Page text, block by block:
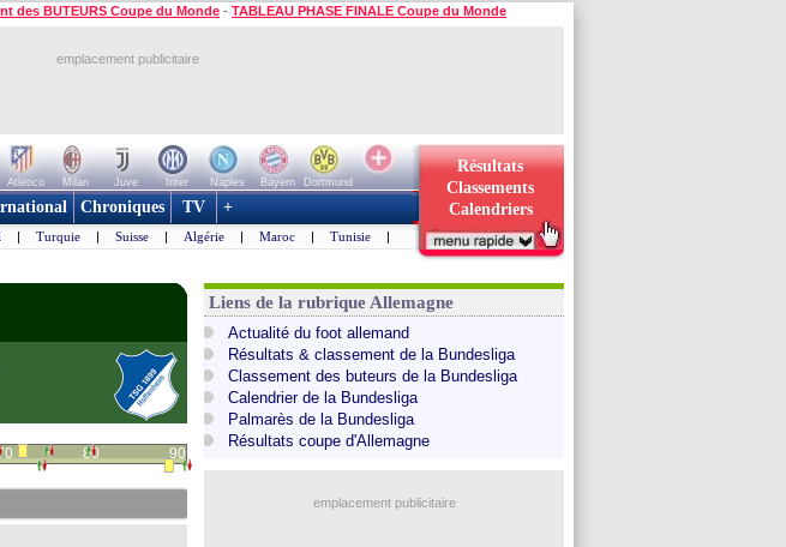
des BUTEURS Coupe du Monde - TABLEAU PHASE FINALE Coupe du Monde
emplacement publicitaire
Atletico Milan Juve Inter Naples Bayern
Dortmund
Résultats
Classements
Calendriers
Chroniques TV +
| Turquie | Suisse | Algérie | Maroc | Tunisie |
80 90
Liens de la rubrique Allemagne
Actualité du foot allemand
Résultats & classement de la Bundesliga
Classement des buteurs de la Bundesliga
Calendrier de la Bundesliga
Palmarès de la Bundesliga
Résultats coupe d'Allemagne
emplacement publicitaire